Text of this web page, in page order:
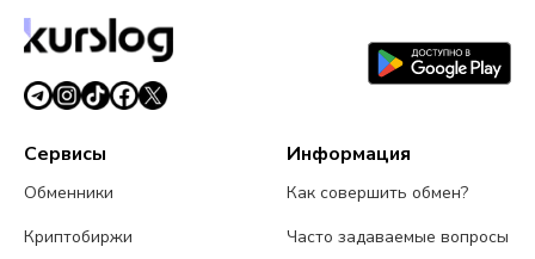
Сервисы
Обменники
Криптобиржи
Информация
Как совершить обмен?
Часто задаваемые вопросы